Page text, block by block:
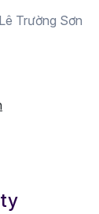
Trường Sơn